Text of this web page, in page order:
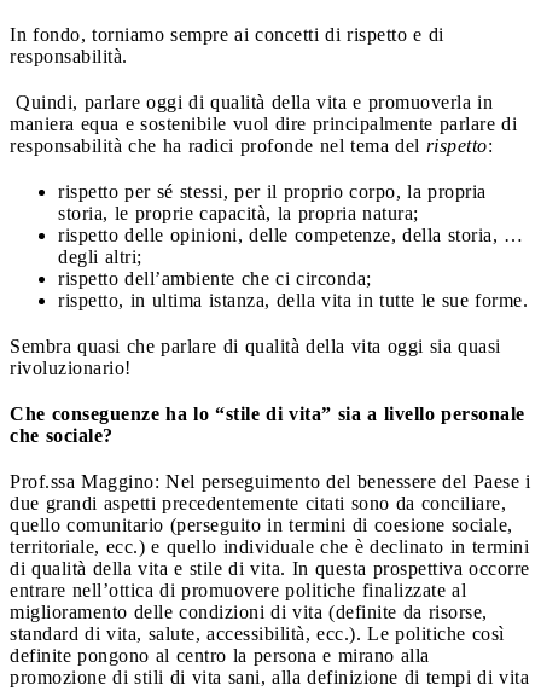
In fondo, torniamo sempre ai concetti di rispetto e di
responsabilità.
Quindi, parlare oggi di qualità della vita e promuoverla in
maniera equa e sostenibile vuol dire principalmente parlare di
responsabilità che ha radici profonde nel tema del rispetto:
rispetto per sé stessi, per il proprio corpo, la propria
storia, le proprie capacità, la propria natura;
rispetto delle opinioni, delle competenze, della storia, …
degli altri;
rispetto dell’ambiente che ci circonda;
rispetto, in ultima istanza, della vita in tutte le sue forme.
Sembra quasi che parlare di qualità della vita oggi sia quasi
rivoluzionario!
Che conseguenze ha lo “stile di vita” sia a livello personale
che sociale?
Prof.ssa Maggino: Nel perseguimento del benessere del Paese i
due grandi aspetti precedentemente citati sono da conciliare,
quello comunitario (perseguito in termini di coesione sociale,
territoriale, ecc.) e quello individuale che è declinato in termini
di qualità della vita e stile di vita. In questa prospettiva occorre
entrare nell’ottica di promuovere politiche finalizzate al
miglioramento delle condizioni di vita (definite da risorse,
standard di vita, salute, accessibilità, ecc.). Le politiche così
definite pongono al centro la persona e mirano alla
promozione di stili di vita sani, alla definizione di tempi di vita